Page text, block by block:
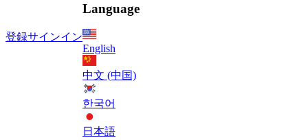
登録サインイン
Language
English
中文 (中国)
한국어
日本語